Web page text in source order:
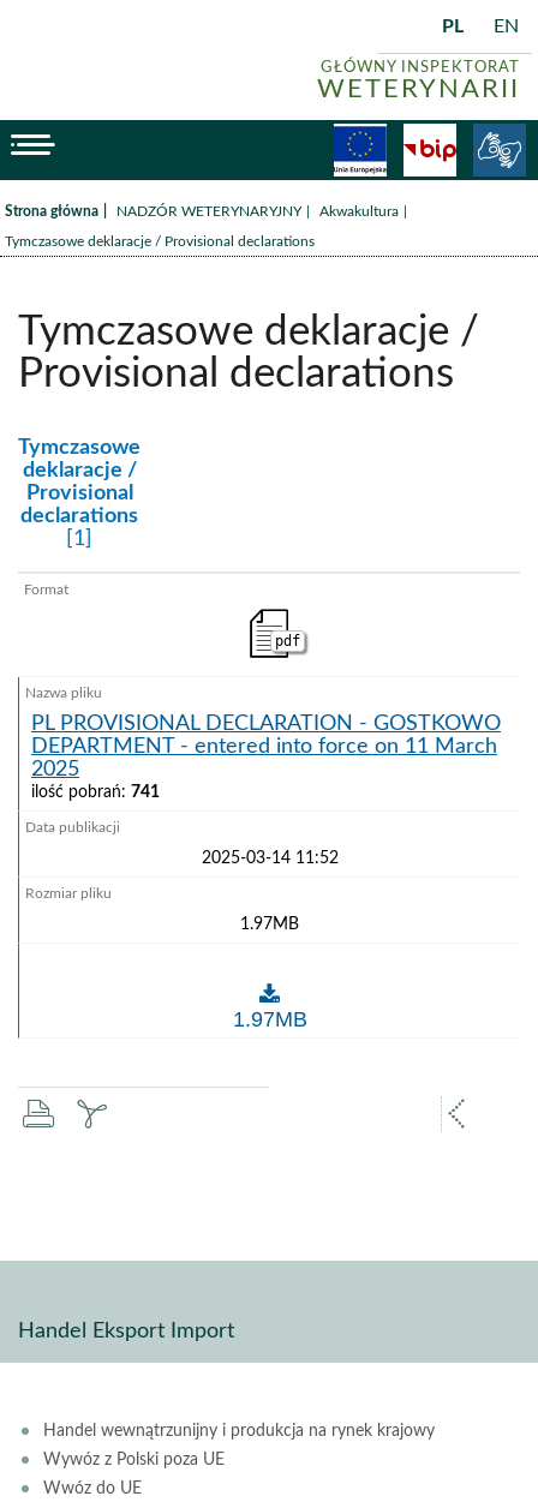
GŁÓWNY INSPEKTORAT
WETERYNARII
PL EN
BiP
Strona główna /NADZÓR WETERYNARYJNY /Akwakultura
Tymczasowe deklaracje / Provisional declarations
Tymczasowe deklaracje /
Provisional declarations
kategoria:
Tymczasowe
deklaracje /
Provisional
declarations
[1]
pdf
PL PROVISIONAL DECLARATION - GOSTKOWO
DEPARTMENT - entered into force on 11 March
2025
ilość pobrań: 741
2025-03-14 11:52
1.97MB
PL PROVISIONAL DECLARATION - GOSTKOWO
1.97MB
drukujzapisz
Handel Eksport Import
Handel wewnątrzunijny i produkcja na rynek krajowy
Wywóz z Polski poza UE
Wwóz do UE